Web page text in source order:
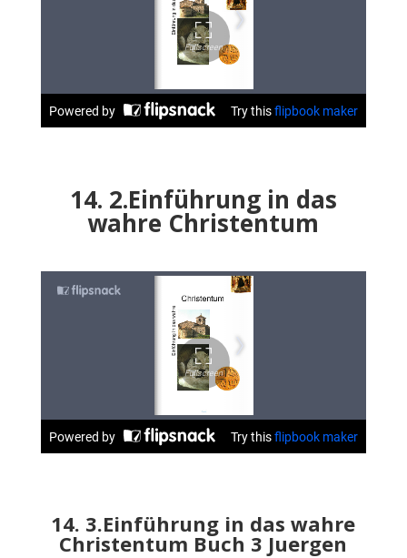
14. 2.Einführung in das
wahre Christentum
14. 3.Einführung in das wahre
Christentum Buch 3 Juergen